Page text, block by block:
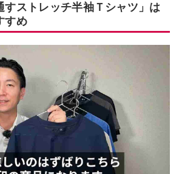
すストレッチ半袖Ｔシャツ」は
すめ